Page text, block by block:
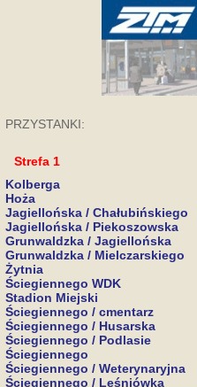
PRZYSTANKI:
Strefa 1
Kolberga
Hoża
Jagiellońska / Chałubińskiego
Jagiellońska / Piekoszowska
Grunwaldzka / Jagiellońska
Grunwaldzka / Mielczarskiego
Żytnia
Ściegiennego WDK
Stadion Miejski
Ściegiennego / cmentarz
Ściegiennego / Husarska
Ściegiennego / Podlasie
Ściegiennego
Ściegiennego / Weterynaryjna
Ściegiennego / Leśniówka